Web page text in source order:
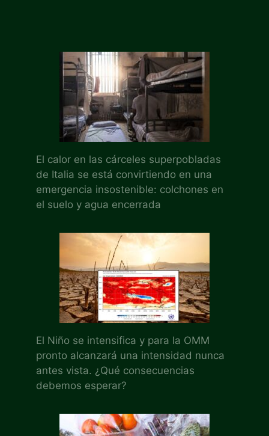
El calor en las cárceles superpobladas
de Italia se está convirtiendo en una
emergencia insostenible: colchones en
el suelo y agua encerrada
El Niño se intensifica y para la OMM
pronto alcanzará una intensidad nunca
antes vista. ¿Qué consecuencias
debemos esperar?